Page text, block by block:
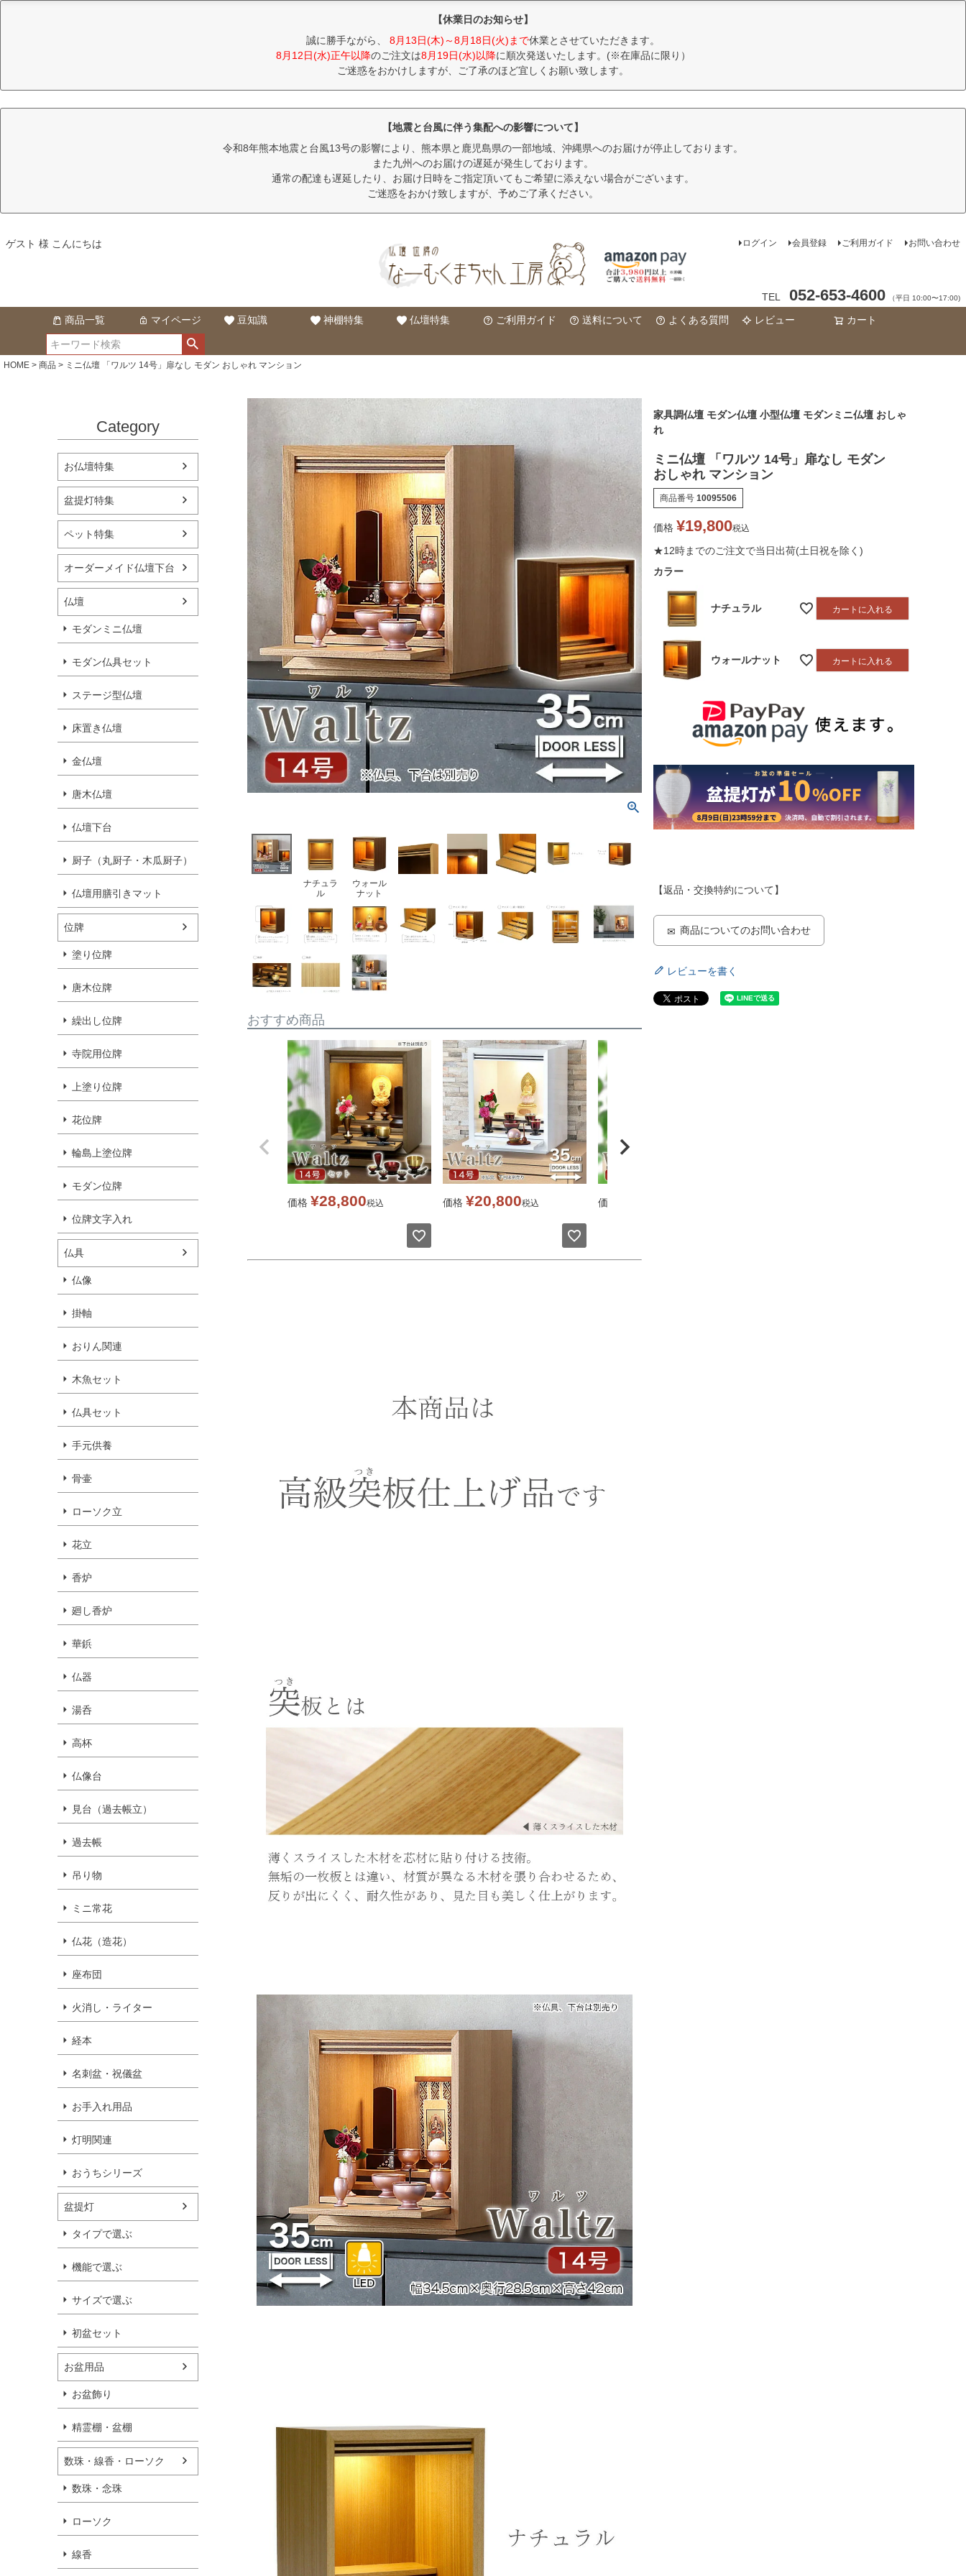
【休業日のお知らせ】
誠に勝手ながら、 8月13日(木)～8月18日(火)まで休業とさせていただきます。
8月12日(水)正午以降のご注文は8月19日(水)以降に順次発送いたします。(※在庫品に限り）
ご迷惑をおかけしますが、ご了承のほど宜しくお願い致します。
【地震と台風に伴う集配への影響について】
令和8年熊本地震と台風13号の影響により、熊本県と鹿児島県の一部地域、沖縄県へのお届けが停止しております。
また九州へのお届けの遅延が発生しております。
通常の配達も遅延したり、お届け日時をご指定頂いてもご希望に添えない場合がございます。
ご迷惑をおかけ致しますが、予めご了承ください。
ゲスト 様 こんにちは ログイン 会員登録 ご利用ガイド お問い合わせ
TEL 052-653-4600 （平日 10:00〜17:00)
商品一覧 マイページ 豆知識 神棚特集 仏壇特集 ご利用ガイド 送料について よくある質問 レビュー カート
HOME 商品 ミニ仏壇 「ワルツ 14号」扉なし モダン おしゃれ マンション
Category
お仏壇特集
盆提灯特集
ペット特集
オーダーメイド仏壇下台
仏壇
モダンミニ仏壇
モダン仏具セット
ステージ型仏壇
床置き仏壇
金仏壇
唐木仏壇
仏壇下台
厨子（丸厨子・木瓜厨子）
仏壇用膳引きマット
位牌
塗り位牌
唐木位牌
繰出し位牌
寺院用位牌
上塗り位牌
花位牌
輪島上塗位牌
モダン位牌
位牌文字入れ
仏具
仏像
掛軸
おりん関連
木魚セット
仏具セット
手元供養
骨壷
ローソク立
花立
香炉
廻し香炉
華鋲
仏器
湯呑
高杯
仏像台
見台（過去帳立）
過去帳
吊り物
ミニ常花
仏花（造花）
座布団
火消し・ライター
経本
名刺盆・祝儀盆
お手入れ用品
灯明関連
おうちシリーズ
盆提灯
タイプで選ぶ
機能で選ぶ
サイズで選ぶ
初盆セット
お盆用品
お盆飾り
精霊棚・盆棚
数珠・線香・ローソク
数珠・念珠
ローソク
線香
ナチュラ
ル
ウォール
ナット
おすすめ商品
価格 ¥28,800税込 価格 ¥20,800税込 価格
家具調仏壇 モダン仏壇 小型仏壇 モダンミニ仏壇 おしゃ
れ
ミニ仏壇 「ワルツ 14号」扉なし モダン
おしゃれ マンション
商品番号 10095506
価格 ¥19,800税込
★12時までのご注文で当日出荷(土日祝を除く)
カラー
ナチュラル カートに入れる
ウォールナット カートに入れる
【返品・交換特約について】
商品についてのお問い合わせ
レビューを書く